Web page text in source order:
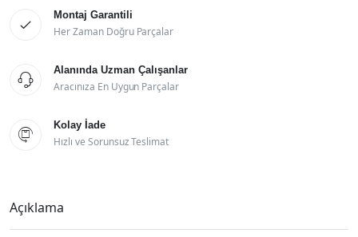

Montaj Garantili
Her Zaman Doğru Parçalar

Alanında Uzman Çalışanlar
Aracınıza En Uygun Parçalar

Kolay İade
Hızlı ve Sorunsuz Teslimat
Açıklama